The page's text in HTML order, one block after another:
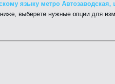
языку метро Автозаводская,
выберете нужные опции для